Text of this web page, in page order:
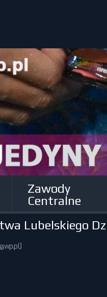
Zawody
Centralne
Lubelskiego
)